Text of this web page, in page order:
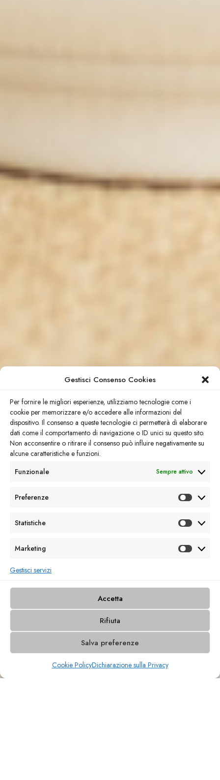
Gestisci Consenso Cookies
Per fornire le migliori esperienze, utilizziamo tecnologie come i
cookie per memorizzare e/o accedere alle informazioni del
dispositivo. Il consenso a queste tecnologie ci permetterà di elaborare
dati come il comportamento di navigazione o ID unici su questo sito.
Non acconsentire o ritirare il consenso può influire negativamente su
alcune caratteristiche e funzioni.
Funzionale
Sempre attivo
Preferenze
Statistiche
Marketing
Gestisci servizi
Accetta
Rifiuta
Salva preferenze
Cookie PolicyDichiarazione sulla Privacy